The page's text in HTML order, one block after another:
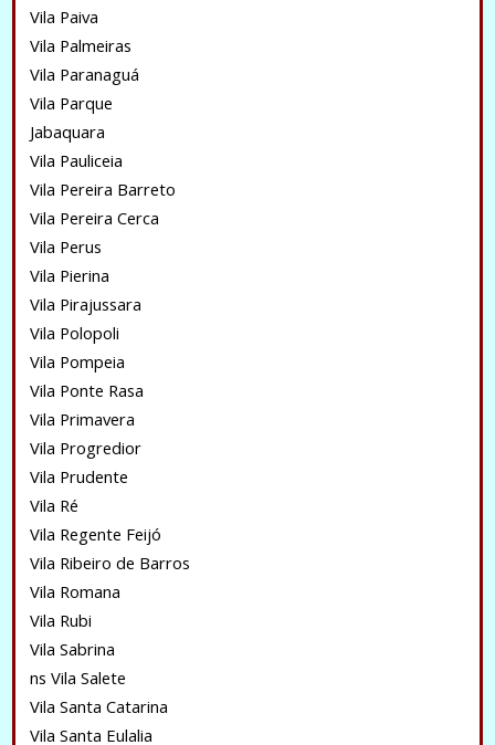
Vila Paiva
Vila Palmeiras
Vila Paranaguá
Vila Parque
Jabaquara
Vila Pauliceia
Vila Pereira Barreto
Vila Pereira Cerca
Vila Perus
Vila Pierina
Vila Pirajussara
Vila Polopoli
Vila Pompeia
Vila Ponte Rasa
Vila Primavera
Vila Progredior
Vila Prudente
Vila Ré
Vila Regente Feijó
Vila Ribeiro de Barros
Vila Romana
Vila Rubi
Vila Sabrina
ns Vila Salete
Vila Santa Catarina
Vila Santa Eulalia